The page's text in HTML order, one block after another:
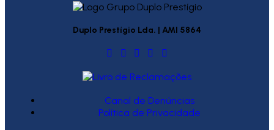
Duplo Prestígio Lda. | AMI 5864
Canal de Denúncias
Política de Privacidade